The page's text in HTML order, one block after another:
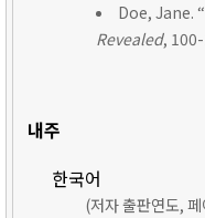
Doe, Jane.
Revealed,
내주
한국어
(저자 출판연도,